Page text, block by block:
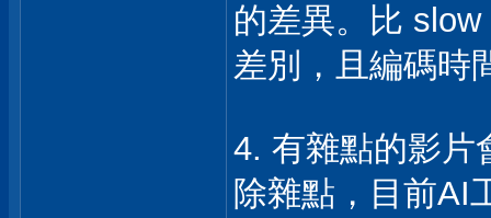
的差異。比
差別，且編碼時
4. 有雜點的影片
除雜點，目前AI